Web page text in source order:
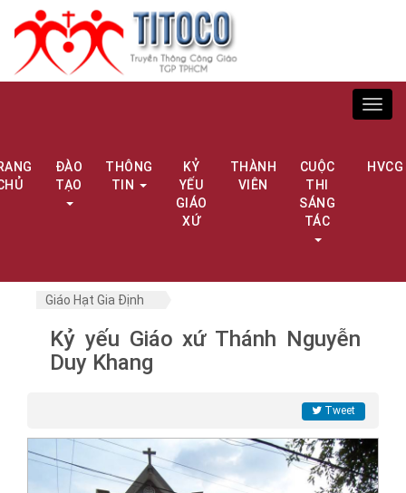
ĐÀO
TẠO
THÔNG
TIN
KỶ
YẾU
GIÁO
XỨ
THÀNH
VIÊN
CUỘC
THI
SÁNG
TÁC
HVCG
Giáo Hạt Gia Định
Kỷ yếu Giáo xứ Thánh Nguyễn
Duy Khang
Tweet